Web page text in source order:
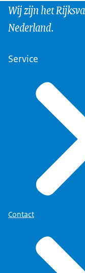
Wij zijn het
Nederland.
Service
Contact